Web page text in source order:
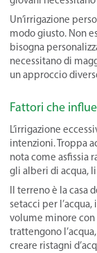
Un’irrigazione
modo giusto. Non
bisogna
necessitano di
un approccio
Fattori che
L’irrigazione
intenzioni. Troppa
nota come asfissia
gli alberi di acqua,
Il terreno è la casa
setacci per
volume minore
trattengono
creare ristagni